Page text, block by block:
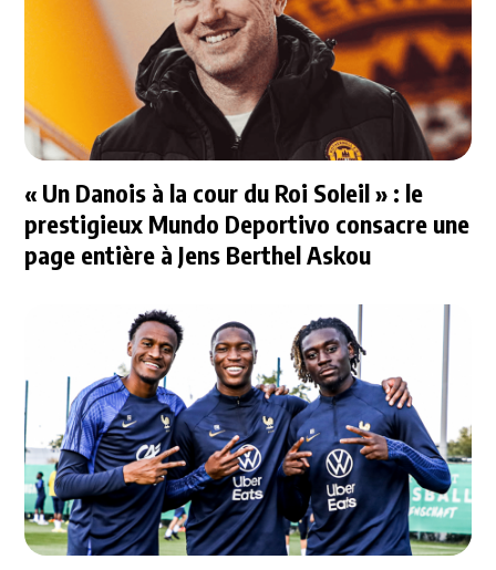
« Un Danois à la cour du Roi Soleil » : le
prestigieux Mundo Deportivo consacre une
page entière à Jens Berthel Askou